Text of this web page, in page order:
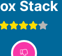
Box Stack